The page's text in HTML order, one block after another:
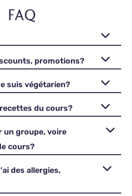
FAQ
promotions?
suis végétarien?
du cours?
un groupe, voire
cours?
des allergies,